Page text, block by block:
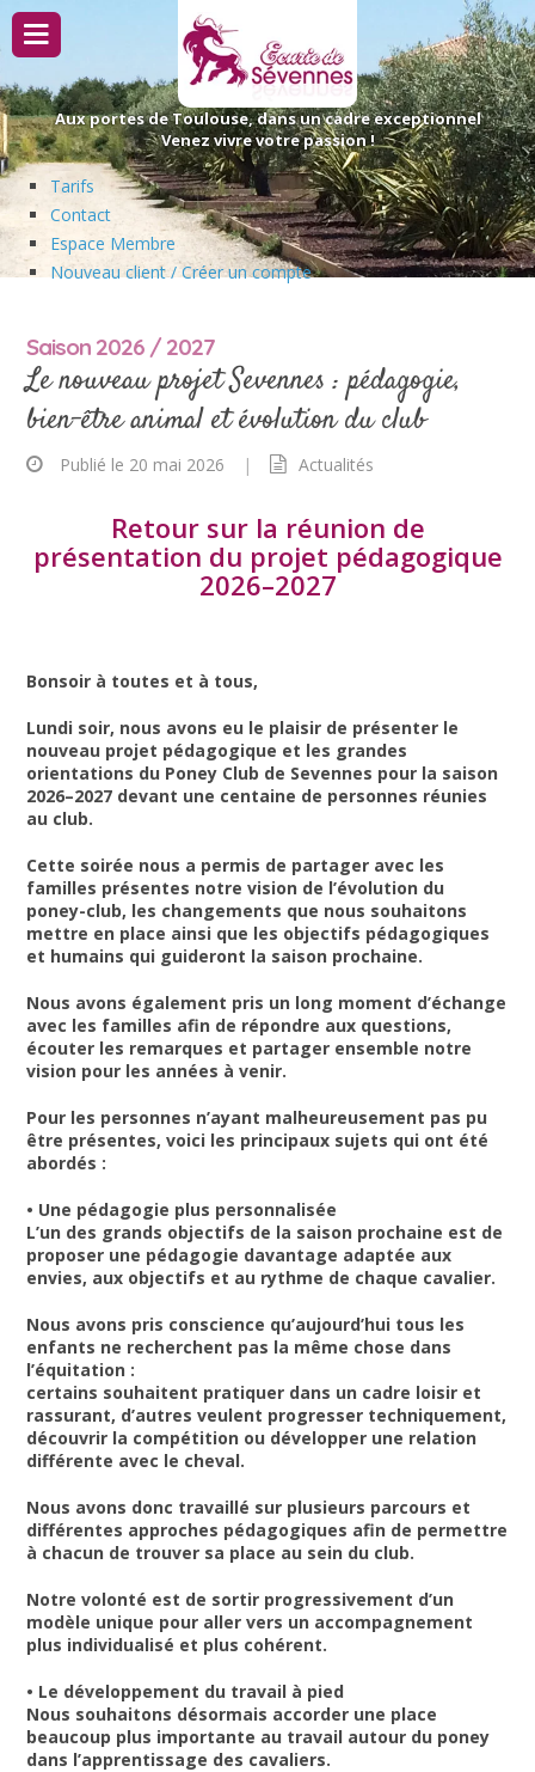
Passer
contenu
Aux portes de Toulouse, dans un cadre exceptionnel
Venez vivre votre passion !
Tarifs
Contact
Espace Membre
Nouveau client / Créer un compte
Saison 2026 / 2027
Le nouveau projet Sevennes : pédagogie,
bien-être animal et évolution du club
Publié le 20 mai 2026 | Actualités
Retour sur la réunion de
présentation du projet pédagogique
2026–2027
Bonsoir à toutes et à tous,
Lundi soir, nous avons eu le plaisir de présenter le
nouveau projet pédagogique et les grandes
orientations du Poney Club de Sevennes pour la saison
2026–2027 devant une centaine de personnes réunies
au club.
Cette soirée nous a permis de partager avec les
familles présentes notre vision de l’évolution du
poney-club, les changements que nous souhaitons
mettre en place ainsi que les objectifs pédagogiques
et humains qui guideront la saison prochaine.
Nous avons également pris un long moment d’échange
avec les familles afin de répondre aux questions,
écouter les remarques et partager ensemble notre
vision pour les années à venir.
Pour les personnes n’ayant malheureusement pas pu
être présentes, voici les principaux sujets qui ont été
abordés :
• Une pédagogie plus personnalisée
L’un des grands objectifs de la saison prochaine est de
proposer une pédagogie davantage adaptée aux
envies, aux objectifs et au rythme de chaque cavalier.
Nous avons pris conscience qu’aujourd’hui tous les
enfants ne recherchent pas la même chose dans
l’équitation :
certains souhaitent pratiquer dans un cadre loisir et
rassurant, d’autres veulent progresser techniquement,
découvrir la compétition ou développer une relation
différente avec le cheval.
Nous avons donc travaillé sur plusieurs parcours et
différentes approches pédagogiques afin de permettre
à chacun de trouver sa place au sein du club.
Notre volonté est de sortir progressivement d’un
modèle unique pour aller vers un accompagnement
plus individualisé et plus cohérent.
• Le développement du travail à pied
Nous souhaitons désormais accorder une place
beaucoup plus importante au travail autour du poney
dans l’apprentissage des cavaliers.